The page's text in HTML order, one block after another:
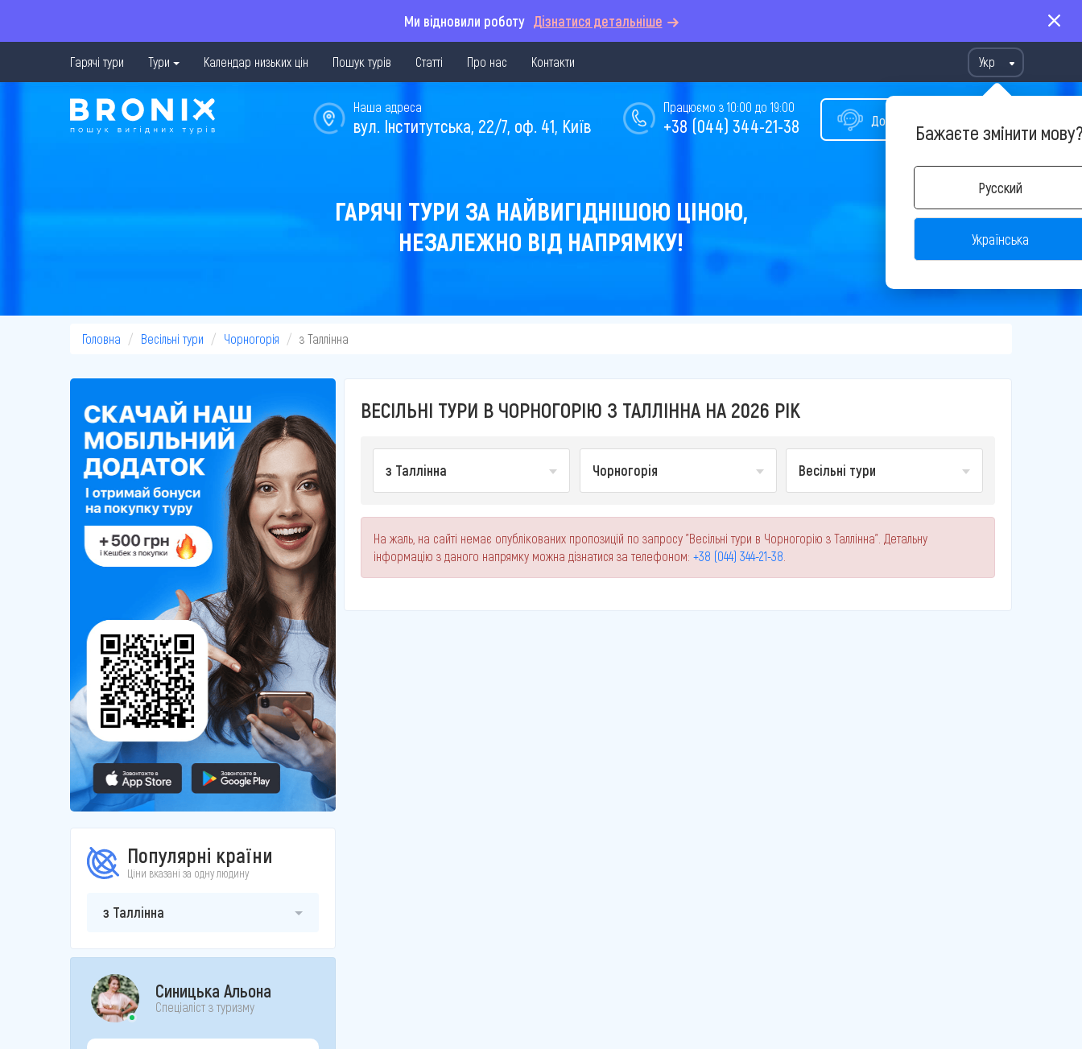
Ми відновили роботу Дізнатися детальніше
Гарячі тури Тури Календар низьких цін Пошук турів Статті Про нас Контакти Укр
Бажаєте змінити
Русский
Українська
Допомога у виборі туру
Працюємо з 10:00 до 19:00
+38 (044) 344-21-38
Наша адреса
вул. Інститутська, 22/7, оф. 41, Київ
ГАРЯЧІ ТУРИ ЗА НАЙВИГІДНІШОЮ ЦІНОЮ,
НЕЗАЛЕЖНО ВІД НАПРЯМКУ!
Головна Весільні тури Чорногорія з Таллінна
Популярні країни
Ціни вказані за одну людину
з Таллінна
Синицька Альона
Спеціаліст з туризму
ВЕСІЛЬНІ ТУРИ В ЧОРНОГОРІЮ З ТАЛЛІННА НА 2026 РІК
з Таллінна Чорногорія Весільні тури
На жаль, на сайті немає опублікованих пропозицій по запросу "Весільні тури в Чорногорію з Таллінна". Детальну
інформацію з даного напрямку можна дізнатися за телефоном: +38 (044) 344-21-38